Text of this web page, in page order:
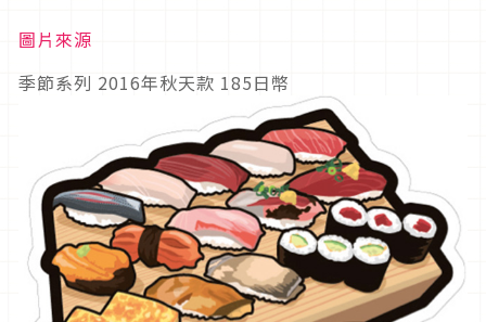
圖片來源
季節系列 2016年秋天款 185日幣